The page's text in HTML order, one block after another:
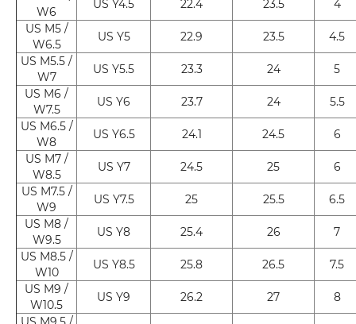
W6
US Y4.5 22.4 23.5
4
US M5 /
W6.5
US Y5 22.9 23.5
4.5
US M5.5 /
W7
US Y5.5 23.3 24
5
US M6 /
W7.5
US Y6 23.7 24
5.5
US M6.5 /
W8
US Y6.5 24.1 24.5
6
US M7 /
W8.5
US Y7 24.5 25
6
US M7.5 /
W9
US Y7.5 25 25.5
6.5
US M8 /
W9.5
US Y8 25.4 26
7
US M8.5 /
W10
US Y8.5 25.8 26.5
7.5
US M9 /
W10.5
US Y9 26.2 27
8